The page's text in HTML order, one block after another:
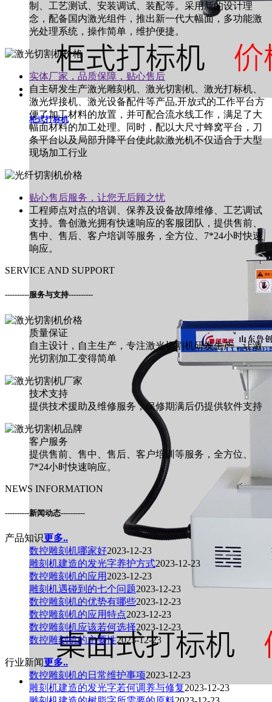
柜式打标机
制、工艺测试、安装调试、装配等。采用新的设计理
念，配备国内激光组件，推出新一代大幅面，多功能激
光处理系统，操作简单，维护便捷。
实体厂家，品质保障，贴心售后
自主研发生产激光雕刻机、激光切割机、激光打标机、
激光焊接机、激光设备配件等产品,开放式的工作平台方
便了加工材料的放置，并可配合流水线工作，满足了大
幅面材料的加工处理。同时，配以大尺寸蜂窝平台，刀
条平台以及局部升降平台使此款激光机不仅适合于大型
现场加工行业
贴心售后服务，让您无后顾之忧
工程师点对点的培训、保养及设备故障维修、工艺调试
支持。鲁创激光拥有快速响应的客服团队，提供售前、
售中、售后、客户培训等服务，全方位、7*24小时快速
响应。
SERVICE AND SUPPORT
----------服务与支持----------
质量保证
自主设计，自主生产，专注激光切割机研发生产，让激
光切割加工变得简单
技术支持
提供技术援助及维修服务，保修期满后仍提供软件支持
客户服务
提供售前、售中、售后、客户培训等服务，全方位、
7*24小时快速响应。
NEWS INFORMATION
----------新闻动态----------
产品知识更多..
数控雕刻机哪家好2023-12-23
雕刻机建造的发光字养护方式2023-12-23
数控雕刻机的应用 2023-12-23
雕刻机遇碰到的七个问题2023-12-23
数控雕刻机的优势有哪些2023-12-23
数控雕刻机的应用特点2023-12-23
数控雕刻机应该若何选择2023-12-23
数控雕刻机的主要性2023-12-23
行业新闻更多..
数控雕刻机的日常维护事项2023-12-23
雕刻机建造的发光字若何调养与修复2023-12-23